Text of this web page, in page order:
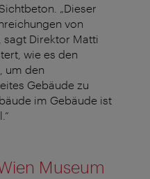
„Dieser
von
sagt Direktor Matti
wie es den
um den
Gebäude zu
im Gebäude ist
Museum